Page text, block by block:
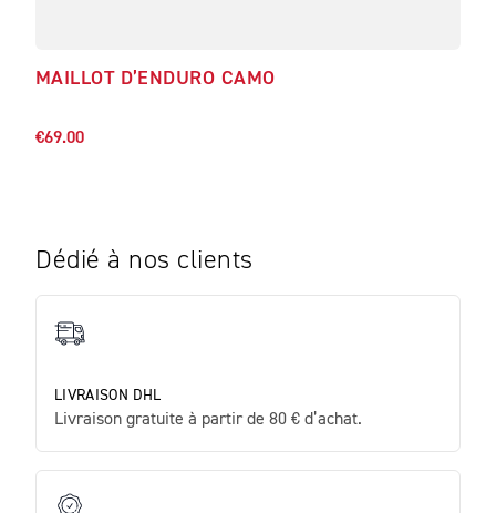
MAILLOT D’ENDURO CAMO
€69.00
Dédié à nos clients
LIVRAISON DHL
Livraison gratuite à partir de 80 € d’achat.